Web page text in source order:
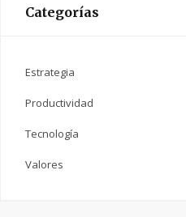
Categorías
Estrategia
Productividad
Tecnología
Valores